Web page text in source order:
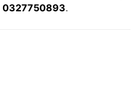
0327750893.